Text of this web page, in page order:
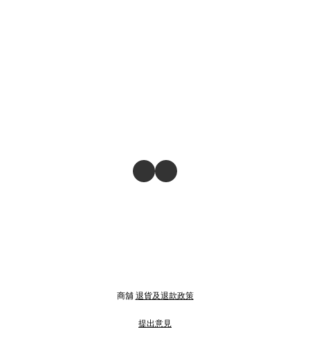
商舖 退貨及退款政策
提出意見